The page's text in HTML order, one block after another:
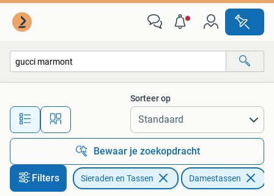
Alle afstanden…
Sorteer op
Bewaar je zoekopdracht
Filters Sieraden en Tassen Damestassen